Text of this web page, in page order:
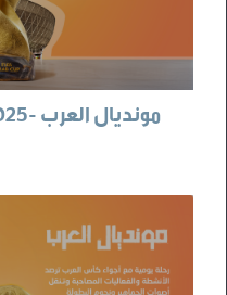
مونديال العرب -12/20/2025 4:58:03 PM